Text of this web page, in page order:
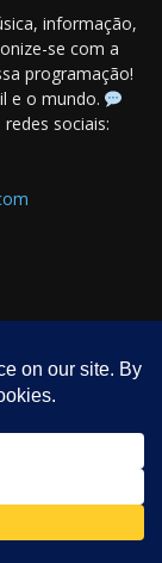
informação,
se com a
programação!
e o mundo.
redes sociais: